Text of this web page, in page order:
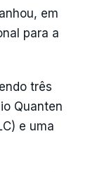
em
para a
três
Quanten
e uma